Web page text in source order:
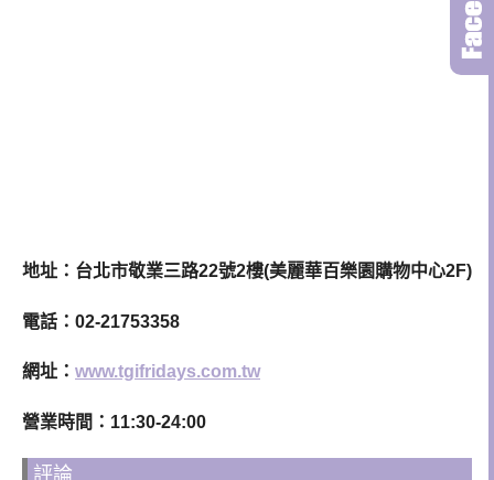
地址：台北市敬業三路22號2樓(美麗華百樂園購物中心2F)
電話：02-21753358
網址： www.tgifridays.com.tw
營業時間：11:30-24:00
評論